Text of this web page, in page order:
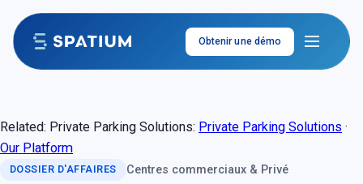
Aller au contenu
Obtenir une démo
DOSSIER D'AFFAIRES Centres commerciaux & Privé
Related: Private Parking Solutions: Private Parking Solutions ·
Our Platform